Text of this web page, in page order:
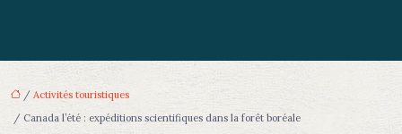
/ Activités touristiques
/ Canada l’été : expéditions scientifiques dans la forêt boréale